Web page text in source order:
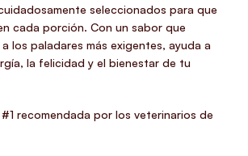
seleccionados para que
cada porción. Con un sabor que
los paladares más exigentes, ayuda a
la felicidad y el bienestar de tu
#1 recomendada por los veterinarios de